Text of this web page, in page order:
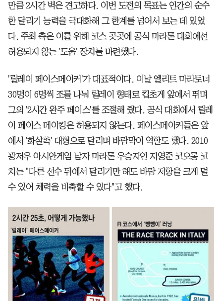
만큼 2시간 벽은 견고하다. 이번 도전의 목표는 인간의 순수
한 달리기 능력을 극대화해 그 한계를 넘어서 보는 데 있었
다. 주최 측은 이를 위해 코스 곳곳에 공식 마라톤 대회에선
허용되지 않는 '도움' 장치를 마련했다.
'릴레이 페이스메이커'가 대표적이다. 이날 엘리트 마라토너
30명이 6명씩 조를 나눠 릴레이 형태로 킵초게 앞에서 뛰며
그의 '2시간 완주 페이스'를 조절해 줬다. 공식 대회에서 릴레
이 페이스 메이킹은 허용되지 않는다. 페이스메이커들은 앞
에서 '화살촉' 대형으로 달리며 바람막이 역할도 했다. 2010
광저우 아시안게임 남자 마라톤 우승자인 지영준 코오롱 코
치는 "다른 선수 뒤에서 달리기만 해도 바람 저항을 크게 덜
수 있어 체력을 비축할 수 있다"고 했다.